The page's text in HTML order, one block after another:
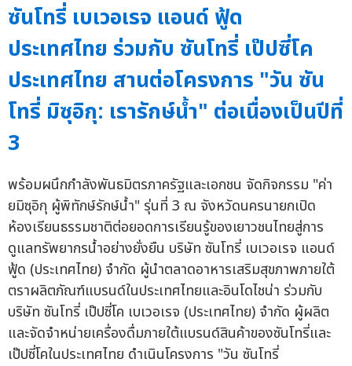
ซันโทรี่ เบเวอเรจ แอนด์ ฟู้ด
ประเทศไทย ร่วมกับ ซันโทรี่ เป๊ปซี่โค
ประเทศไทย สานต่อโครงการ "วัน ซัน
โทรี่ มิซุอิกุ: เรารักษ์น้ำ" ต่อเนื่องเป็นปีที่
3
พร้อมผนึกกำลังพันธมิตรภาครัฐและเอกชน จัดกิจกรรม "ค่า
ยมิซุอิกุ ผู้พิทักษ์รักษ์น้ำ" รุ่นที่ 3 ณ จังหวัดนครนายกเปิด
ห้องเรียนธรรมชาติต่อยอดการเรียนรู้ของเยาวชนไทยสู่การ
ดูแลทรัพยากรน้ำอย่างยั่งยืน บริษัท ซันโทรี่ เบเวอเรจ แอนด์
ฟู้ด (ประเทศไทย) จำกัด ผู้นำตลาดอาหารเสริมสุขภาพภายใต้
ตราผลิตภัณฑ์แบรนด์ในประเทศไทยและอินโดไชน่า ร่วมกับ
บริษัท ซันโทรี่ เป๊ปซี่โค เบเวอเรจ (ประเทศไทย) จำกัด ผู้ผลิต
และจัดจำหน่ายเครื่องดื่มภายใต้แบรนด์สินค้าของซันโทรี่และ
เป๊ปซี่โคในประเทศไทย ดำเนินโครงการ "วัน ซันโทรี่